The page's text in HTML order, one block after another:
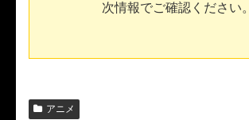
次情報でご確認ください。
アニメ